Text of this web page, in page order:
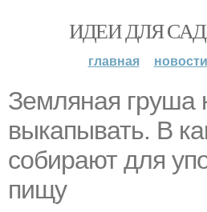
ИДЕИ ДЛЯ
главная новости
Земляная груша
выкапывать. В
собирают для
пищу